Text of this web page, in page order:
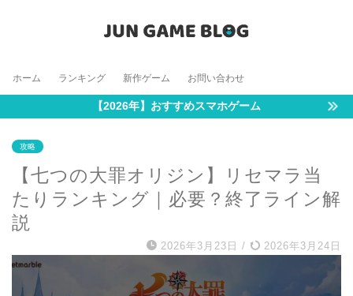
ホーム ランキング 新作ゲーム お問い合わせ
【2026年】おすすめスマホゲーム
攻略
【七つの大罪オリジン】リセマラ当
たりランキング｜必要？終了ライン解
説
2026年3月23日 / 2026年3月24日